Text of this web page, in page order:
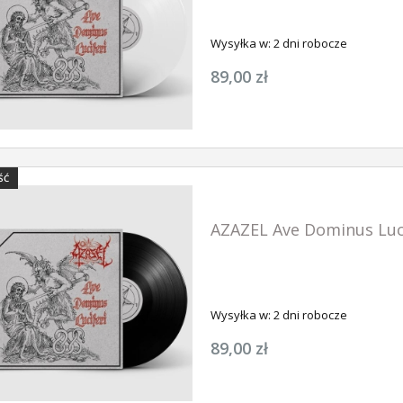
Luciferi LP ABIGOR Apokalypse LP (BLACK)
ABIGOR Orkblut -
Wysyłka w: 2 dni robocze
89,00 zł
AZAZEL Ave Dominus
Wysyłka w: 2 dni robocze
89,00 zł